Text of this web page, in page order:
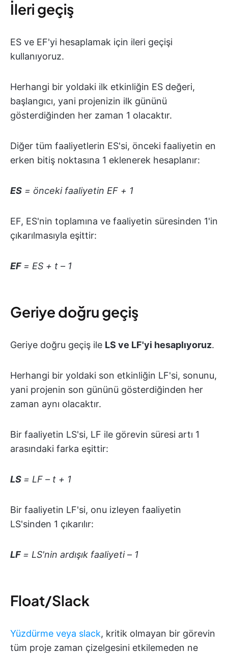
İleri geçiş
ES ve EF'yi hesaplamak için ileri geçişi
kullanıyoruz.
Herhangi bir yoldaki ilk etkinliğin ES değeri,
başlangıcı, yani projenizin ilk gününü
gösterdiğinden her zaman 1 olacaktır.
Diğer tüm faaliyetlerin ES'si, önceki faaliyetin en
erken bitiş noktasına 1 eklenerek hesaplanır:
ES = önceki faaliyetin EF + 1
EF, ES'nin toplamına ve faaliyetin süresinden 1'in
çıkarılmasıyla eşittir:
EF = ES + t – 1
Geriye doğru geçiş
Geriye doğru geçiş ile LS ve LF'yi hesaplıyoruz.
Herhangi bir yoldaki son etkinliğin LF'si, sonunu,
yani projenin son gününü gösterdiğinden her
zaman aynı olacaktır.
Bir faaliyetin LS'si, LF ile görevin süresi artı 1
arasındaki farka eşittir:
LS = LF – t + 1
Bir faaliyetin LF'si, onu izleyen faaliyetin
LS'sinden 1 çıkarılır:
LF = LS'nin ardışık faaliyeti – 1
Float/Slack
Yüzdürme veya slack, kritik olmayan bir görevin
tüm proje zaman çizelgesini etkilemeden ne